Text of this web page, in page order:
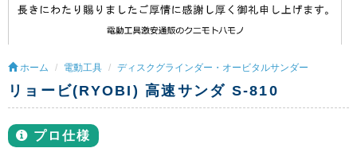
ホーム 電動工具 ディスクグラインダー・オービタルサンダー
リョービ(RYOBI) 高速サンダ S-810
プロ仕様